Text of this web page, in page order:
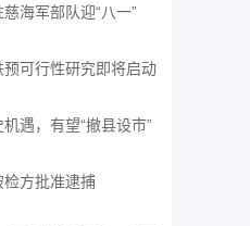
海军部队迎“八一”
可行性研究即将启动
遇，有望“撤县设市”
方批准逮捕